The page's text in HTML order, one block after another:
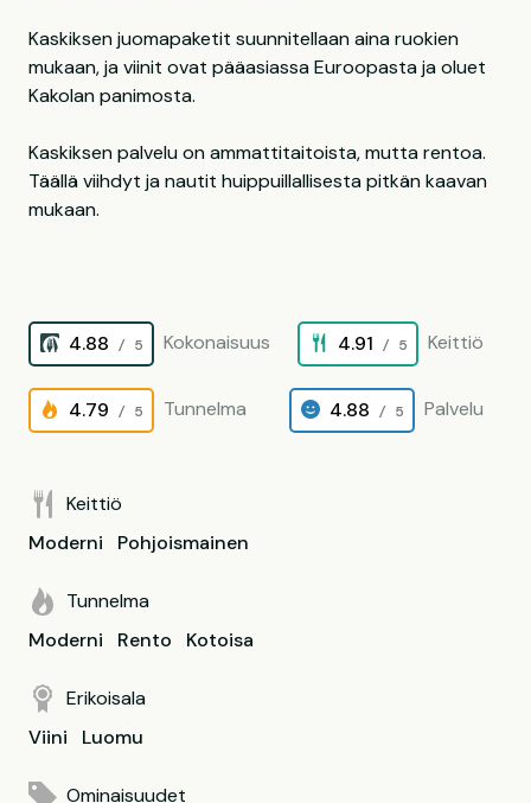
Kaskiksen juomapaketit suunnitellaan aina ruokien
mukaan, ja viinit ovat pääasiassa Euroopasta ja oluet
Kakolan panimosta.
Kaskiksen palvelu on ammattitaitoista, mutta rentoa.
Täällä viihdyt ja nautit huippuillallisesta pitkän kaavan
mukaan.
4.88 / 5 Kokonaisuus 4.91 / 5 Keittiö
4.79 / 5 Tunnelma 4.88 / 5 Palvelu
Keittiö
Moderni
Pohjoismainen
Tunnelma
Moderni
Rento Kotoisa
Erikoisala
Viini
Luomu
Ominaisuudet